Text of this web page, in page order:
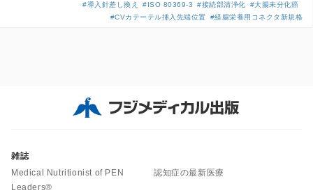
#導入針差し換え
#ISO 80369-3 #接続部清浄化
#大腸未分化癌
#CVカテーテル挿入先端位置
#経腸栄養用コネクタ新規格
雑誌
Medical Nutritionist of PEN
Leaders®
認知症の最新医療